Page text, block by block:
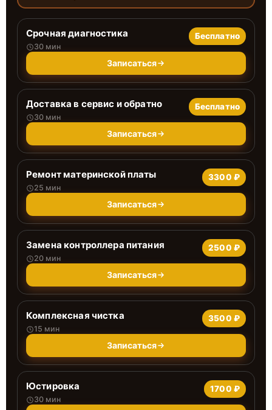
Срочная диагностика
30 мин
Бесплатно
Записаться
Доставка в сервис и обратно
30 мин
Бесплатно
Записаться
Ремонт материнской платы
25 мин
3300 ₽
Записаться
Замена контроллера питания
20 мин
2500 ₽
Записаться
Комплексная чистка
15 мин
3500 ₽
Записаться
Юстировка
30 мин
1700 ₽